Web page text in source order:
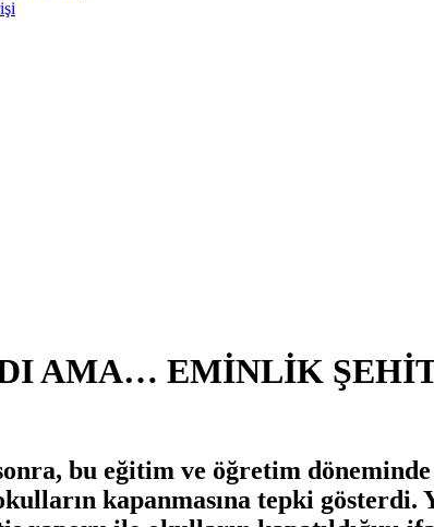
AMA… EMİNLİK
bu eğitim ve öğretim
kapanmasına tepki gösterdi.